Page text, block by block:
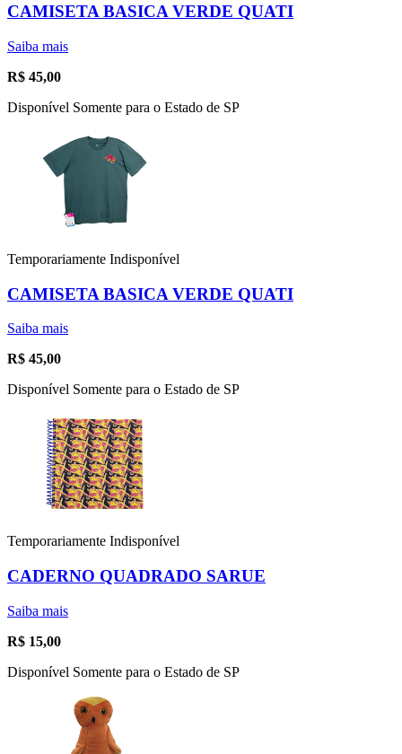
CAMISETA BASICA VERDE QUATI
Saiba mais
R$ 45,00
Disponível Somente para o Estado de SP
Temporariamente Indisponível
CAMISETA BASICA VERDE QUATI
Saiba mais
R$ 45,00
Disponível Somente para o Estado de SP
Temporariamente Indisponível
CADERNO QUADRADO SARUE
Saiba mais
R$ 15,00
Disponível Somente para o Estado de SP